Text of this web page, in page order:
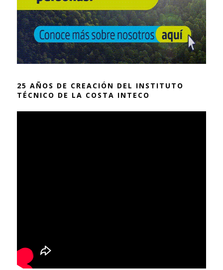
25 AÑOS DE CREACIÓN DEL INSTITUTO
TÉCNICO DE LA COSTA INTECO